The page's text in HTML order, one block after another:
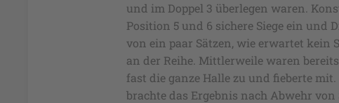
und im Doppel 3 überlegen waren.
Position 5 und 6 sichere Siege ein und
von ein paar Sätzen, wie erwartet kein
an der Reihe. Mittlerweile waren
fast die ganze Halle zu und fieberte
brachte das Ergebnis nach Abwehr von